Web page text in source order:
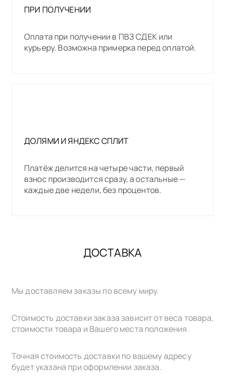
ПРИ ПОЛУЧЕНИИ
Оплата при получении в ПВЗ СДЕК или
курьеру. Возможна примерка перед оплатой.
ДОЛЯМИ И ЯНДЕКС СПЛИТ
Платёж делится на четыре части, первый
взнос производится сразу, а остальные —
каждые две недели, без процентов.
ДОСТАВКА
Мы доставляем заказы по всему миру.
Стоимость доставки заказа зависит от веса товара,
стоимости товара и Вашего места положения.
Точная стоимость доставки по вашему адресу
будет указана при оформлении заказа.